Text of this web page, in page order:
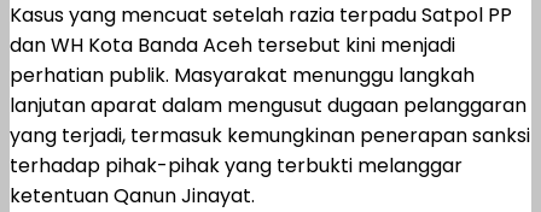
Kasus yang mencuat setelah razia terpadu Satpol PP
dan WH Kota Banda Aceh tersebut kini menjadi
perhatian publik. Masyarakat menunggu langkah
lanjutan aparat dalam mengusut dugaan pelanggaran
yang terjadi, termasuk kemungkinan penerapan sanksi
terhadap pihak-pihak yang terbukti melanggar
ketentuan Qanun Jinayat.